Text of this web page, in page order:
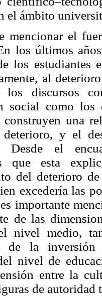
el ámbito
mencionar el
los últimos
los estudiantes
al
los discursos
social como
construyen una
y el
Desde el
que esta
del deterioro
excedería las
importante
de las
nivel medio,
de la
nivel de
entre la
de autoridad